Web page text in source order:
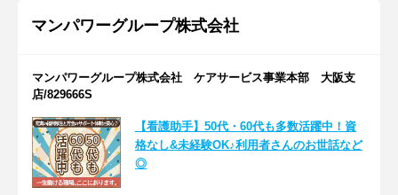
マンパワーグループ株式会社
マンパワーグループ株式会社 ケアサービス事業本部 大阪支
店/829666S
【看護助手】50代・60代も多数活躍中！資
格なし&未経験OK♪利用者さんのお世話など
◎